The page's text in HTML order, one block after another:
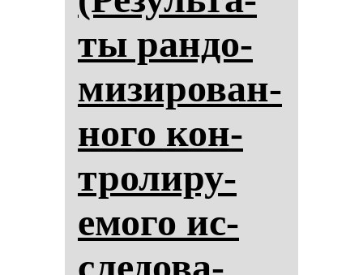
ты ран­до­
ми­зи­ро­ван­
но­го кон­
тро­ли­ру­
емо­го ис­
сле­до­ва­